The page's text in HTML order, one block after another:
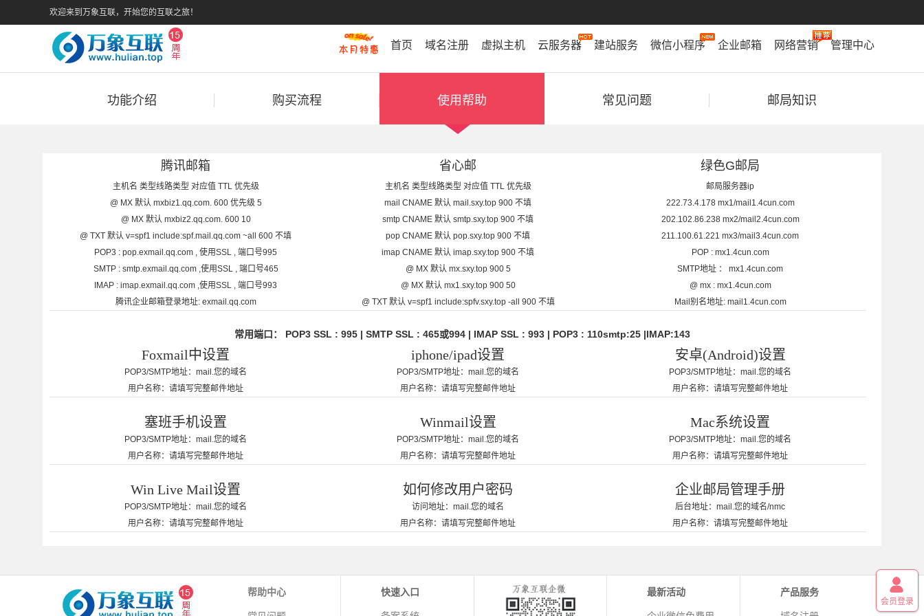
欢迎来到万象互联，开始您的互联之旅！
首页 域名注册 虚拟主机 云服务器 建站服务 微信小程序 企业邮箱 网络营销 管理中心
功能介绍 购买流程 使用帮助 常见问题 邮局知识
腾讯邮箱
主机名 类型线路类型 对应值 TTL 优先级
@ MX 默认 mxbiz1.qq.com. 600 优先级 5
@ MX 默认 mxbiz2.qq.com. 600 10
@ TXT 默认 v=spf1 include:spf.mail.qq.com ~all 600 不填
POP3 : pop.exmail.qq.com , 使用SSL , 端口号995
SMTP : smtp.exmail.qq.com ,使用SSL , 端口号465
IMAP : imap.exmail.qq.com ,使用SSL , 端口号993
腾讯企业邮箱登录地址: exmail.qq.com
省心邮
主机名 类型线路类型 对应值 TTL 优先级
mail CNAME 默认 mail.sxy.top 900 不填
smtp CNAME 默认 smtp.sxy.top 900 不填
pop CNAME 默认 pop.sxy.top 900 不填
imap CNAME 默认 imap.sxy.top 900 不填
@ MX 默认 mx.sxy.top 900 5
@ MX 默认 mx1.sxy.top 900 50
@ TXT 默认 v=spf1 include:spfv.sxy.top -all 900 不填
绿色G邮局
邮局服务器ip
222.73.4.178 mx1/mail1.4cun.com
202.102.86.238 mx2/mail2.4cun.com
211.100.61.221 mx3/mail3.4cun.com
POP : mx1.4cun.com
SMTP地址 ： mx1.4cun.com
@ mx : mx1.4cun.com
Mail别名地址: mail1.4cun.com
常用端口： POP3 SSL : 995 | SMTP SSL : 465或994 | IMAP SSL : 993 | POP3 : 110smtp:25 |IMAP:143
Foxmail中设置
POP3/SMTP地址： mail.您的域名
用户名称： 请填写完整邮件地址
iphone/ipad设置
POP3/SMTP地址： mail.您的域名
用户名称： 请填写完整邮件地址
安卓(Android)设置
POP3/SMTP地址： mail.您的域名
用户名称： 请填写完整邮件地址
塞班手机设置
POP3/SMTP地址： mail.您的域名
用户名称： 请填写完整邮件地址
Winmail设置
POP3/SMTP地址： mail.您的域名
用户名称： 请填写完整邮件地址
Mac系统设置
POP3/SMTP地址： mail.您的域名
用户名称： 请填写完整邮件地址
Win Live Mail设置
POP3/SMTP地址： mail.您的域名
用户名称： 请填写完整邮件地址
如何修改用户密码
访问地址： mail.您的域名
用户名称： 请填写完整邮件地址
企业邮局管理手册
后台地址： mail.您的域名/nmc
用户名称： 请填写完整邮件地址
帮助中心 快速入口 最新活动 产品服务
会员登录